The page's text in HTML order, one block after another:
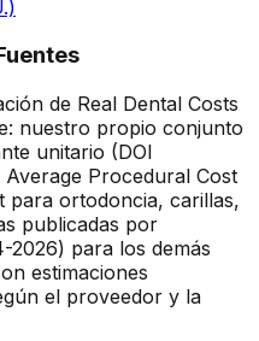
de Real Dental Costs
nuestro propio conjunto
unitario (DOI
Average Procedural Cost
para ortodoncia, carillas,
publicadas por
2026) para los demás
estimaciones
el proveedor y la